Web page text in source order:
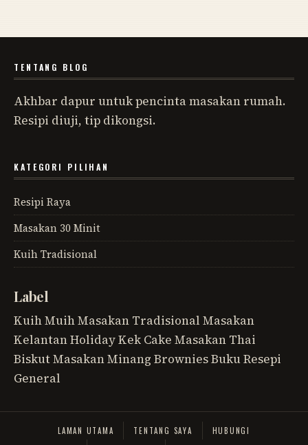
TENTANG BLOG
Akhbar dapur untuk pencinta masakan rumah.
Resipi diuji, tip dikongsi.
KATEGORI PILIHAN
Resipi Raya
Masakan 30 Minit
Kuih Tradisional
Label
Kuih MuihMasakan Tradisional Masakan
KelantanHolidayKek Cake Masakan Thai
BiskutMasakan Minang BrowniesBuku Resepi
General
LAMAN UTAMA TENTANG SAYA
HUBUNGI